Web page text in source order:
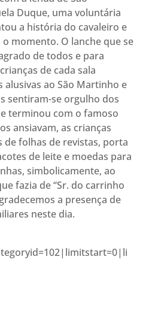
Duque, uma voluntária
a história do cavaleiro e
momento. O lanche que se
de todos e para
de cada sala
alusivas ao São Martinho e
sentiram-se orgulho dos
terminou com o famoso
ansiavam, as crianças
folhas de revistas, porta
de leite e moedas para
simbolicamente, ao
fazia de “Sr. do carrinho
a presença de
neste dia.